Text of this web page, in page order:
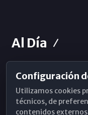
Al Día
Horarios de Misa
Hemeroteca
Configuración
Utilizamos cookies
técnicos, de
contenidos externos